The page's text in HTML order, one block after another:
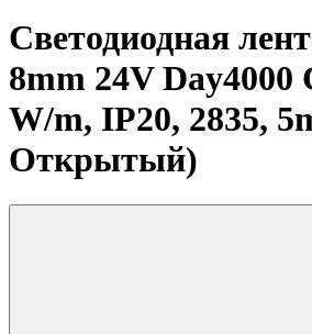
Светодиодная
8mm 24V Day4000
W/m, IP20, 2835,
Открытый)